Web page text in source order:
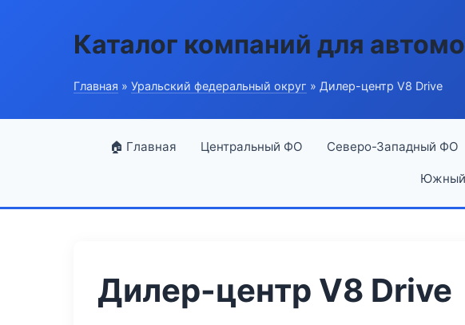
Каталог компаний для
Главная » Уральский федеральный округ » Дилер-центр V8 Drive
🏠 Главная Центральный ФО Северо-Западный ФО
Дилер-центр V8 Drive